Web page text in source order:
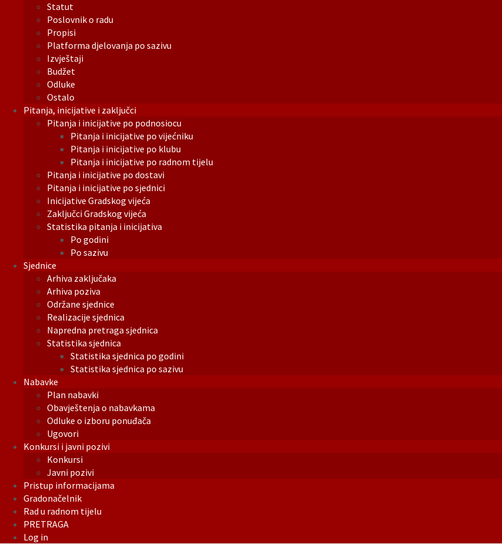
Statut
Poslovnik o radu
Propisi
Platforma djelovanja po sazivu
Izvještaji
Budžet
Odluke
Ostalo
Pitanja, inicijative i zaključci
Pitanja i inicijative po podnosiocu
Pitanja i inicijative po vijećniku
Pitanja i inicijative po klubu
Pitanja i inicijative po radnom tijelu
Pitanja i inicijative po dostavi
Pitanja i inicijative po sjednici
Inicijative Gradskog vijeća
Zaključci Gradskog vijeća
Statistika pitanja i inicijativa
Po godini
Po sazivu
Sjednice
Arhiva zaključaka
Arhiva poziva
Održane sjednice
Realizacije sjednica
Napredna pretraga sjednica
Statistika sjednica
Statistika sjednica po godini
Statistika sjednica po sazivu
Nabavke
Plan nabavki
Obavještenja o nabavkama
Odluke o izboru ponuđača
Ugovori
Konkursi i javni pozivi
Konkursi
Javni pozivi
Pristup informacijama
Gradonačelnik
Rad u radnom tijelu
PRETRAGA
Log in